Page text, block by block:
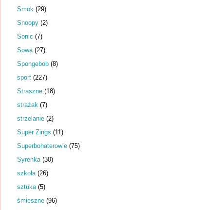
Smok (29)
Snoopy (2)
Sonic (7)
Sowa (27)
Spongebob (8)
sport (227)
Straszne (18)
strażak (7)
strzelanie (2)
Super Zings (11)
Superbohaterowie (75)
Syrenka (30)
szkoła (26)
sztuka (5)
śmieszne (96)